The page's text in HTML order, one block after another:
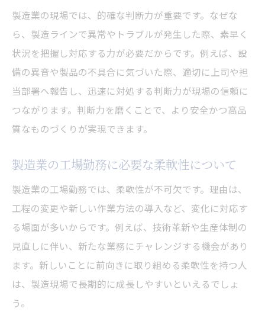
製造業の現場では、的確な判断力が重要です。なぜな
ら、製造ラインで異常やトラブルが発生した際、素早く
状況を把握し対応する力が必要だからです。例えば、設
備の異音や製品の不具合に気づいた際、適切に上司や担
当部署へ報告し、迅速に対処する判断力が現場の信頼に
つながります。判断力を磨くことで、より安全かつ高品
質なものづくりが実現できます。
製造業の工場勤務に必要な柔軟性について
製造業の工場勤務では、柔軟性が不可欠です。理由は、
工程の変更や新しい作業方法の導入など、変化に対応す
る場面が多いからです。例えば、技術革新や生産体制の
見直しに伴い、新たな業務にチャレンジする機会があり
ます。新しいことに前向きに取り組める柔軟性を持つ人
は、製造現場で長期的に成長しやすいといえるでしょ
う。